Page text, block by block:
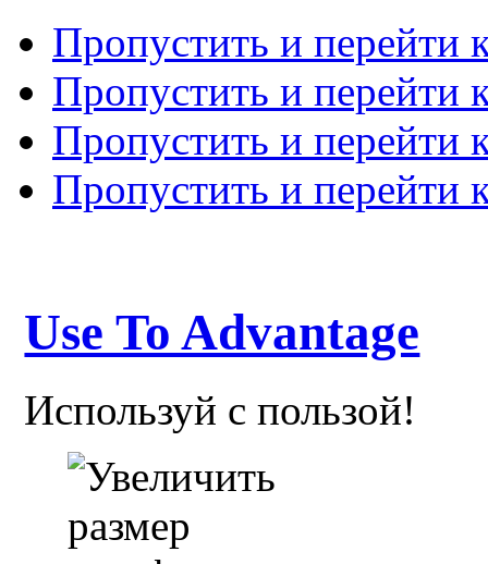
Пропустить и перейти
Пропустить и перейти
Пропустить и перейти
Пропустить и перейти
Use To Advantage
Используй с пользой!